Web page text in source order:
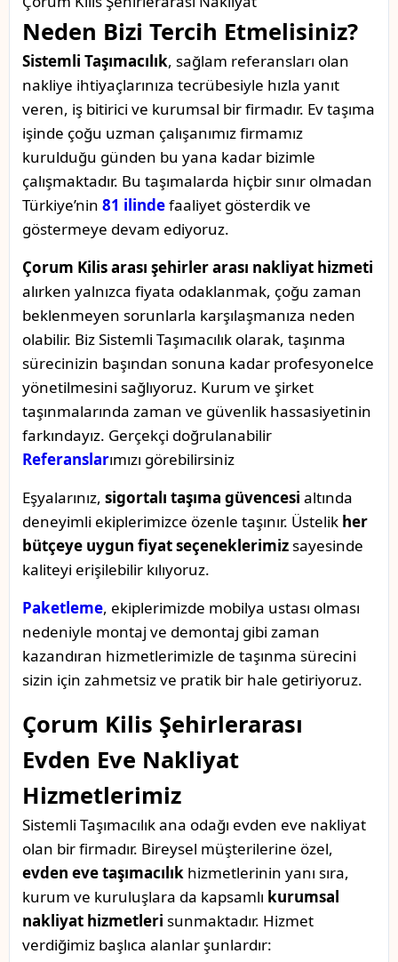
Neden Bizi Tercih Etmelisiniz?
Sistemli Taşımacılık, sağlam referansları olan
nakliye ihtiyaçlarınıza tecrübesiyle hızla yanıt
veren, iş bitirici ve kurumsal bir firmadır. Ev taşıma
işinde çoğu uzman çalışanımız firmamız
kurulduğu günden bu yana kadar bizimle
çalışmaktadır. Bu taşımalarda hiçbir sınır olmadan
Türkiye’nin 81 ilindefaaliyet gösterdik ve
göstermeye devam ediyoruz.
Çorum Kilis arası şehirler arası nakliyat hizmeti
alırken yalnızca fiyata odaklanmak, çoğu zaman
beklenmeyen sorunlarla karşılaşmanıza neden
olabilir. Biz Sistemli Taşımacılık olarak, taşınma
sürecinizin başından sonuna kadar profesyonelce
yönetilmesini sağlıyoruz. Kurum ve şirket
taşınmalarında zaman ve güvenlik hassasiyetinin
farkındayız. Gerçekçi doğrulanabilir
Referanslarımızı görebilirsiniz
Eşyalarınız, sigortalı taşıma güvencesi altında
deneyimli ekiplerimizce özenle taşınır. Üstelik her
bütçeye uygun fiyat seçeneklerimizsayesinde
kaliteyi erişilebilir kılıyoruz.
Paketleme, ekiplerimizde mobilya ustası olması
nedeniyle montaj ve demontaj gibi zaman
kazandıran hizmetlerimizle de taşınma sürecini
sizin için zahmetsiz ve pratik bir hale getiriyoruz.
Çorum Kilis Şehirlerarası
Evden Eve Nakliyat
Hizmetlerimiz
Sistemli Taşımacılık ana odağı evden eve nakliyat
olan bir firmadır. Bireysel müşterilerine özel,
evden eve taşımacılık hizmetlerinin yanı sıra,
kurum ve kuruluşlara da kapsamlı kurumsal
nakliyat hizmetleri sunmaktadır. Hizmet
verdiğimiz başlıca alanlar şunlardır: